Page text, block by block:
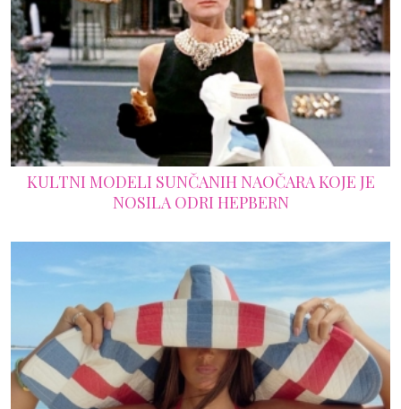
KULTNI MODELI SUNČANIH NAOČARA KOJE JE
NOSILA ODRI HEPBERN